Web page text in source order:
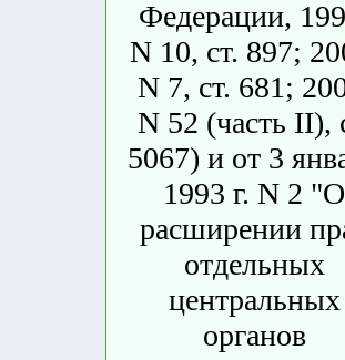
Федерации,
N 10, ст. 897;
N 7, ст. 681;
N 52 (часть II),
5067) и от 3
1993 г. N 2 "О
расширении
отдельных
центральных
органов